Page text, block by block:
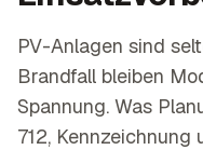
PV-Anlagen sind
Brandfall bleiben
Spannung. Was
712,